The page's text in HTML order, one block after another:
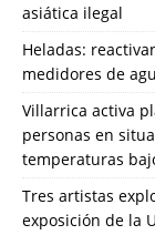
asiática ilegal
Heladas:
medidores de
Villarrica activa
personas en
temperaturas
Tres artistas
exposición de la